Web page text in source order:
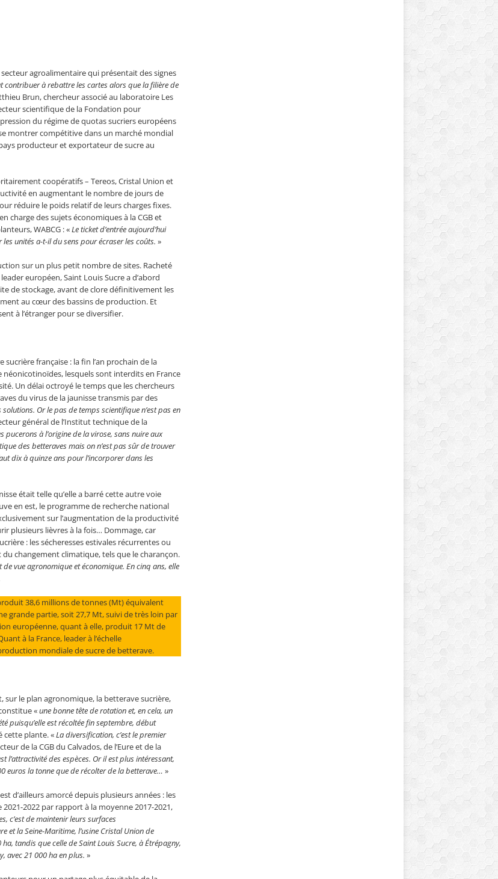
agroalimentaire qui présentait des signes
contribuer à rebattre les cartes alors que la filière de
Brun, chercheur associé au laboratoire Les
scientifique de la Fondation pour
du régime de quotas sucriers européens
montrer compétitive dans un marché mondial
producteur et exportateur de sucre au
coopératifs – Tereos, Cristal Union et
en augmentant le nombre de jours de
réduire le poids relatif de leurs charges fixes.
charge des sujets économiques à la CGB et
WABCG : «Le ticket d’entrée aujourd’hui
unités a-t-il du sens pour écraser les coûts. »
sur un plus petit nombre de sites. Racheté
européen, Saint Louis Sucre a d’abord
de stockage, avant de clore définitivement les
au cœur des bassins de production. Et
à l’étranger pour se diversifier.
française : la fin l’an prochain de la
lesquels sont interdits en France
Un délai octroyé le temps que les chercheurs
du virus de la jaunisse transmis par des
Or le pas de temps scientifique n’est pas en
général de l’Institut technique de la
à l’origine de la virose, sans nuire aux
des betteraves mais on n’est pas sûr de trouver
dix à quinze ans pour l’incorporer dans les
était telle qu’elle a barré cette autre voie
en est, le programme de recherche national
sur l’augmentation de la productivité
plusieurs lièvres à la fois… Dommage, car
: les sécheresses estivales récurrentes ou
changement climatique, tels que le charançon.
vue agronomique et économique. En cinq ans, elle
38,6 millions de tonnes (Mt) équivalent
grande partie, soit 27,7 Mt, suivi de très loin par
européenne, quant à elle, produit 17 Mt de
à la France, leader à l’échelle
mondiale de sucre de betterave.
sur le plan agronomique, la betterave sucrière,
«une bonne tête de rotation et, en cela, un
puisqu’elle est récoltée fin septembre, début
cette plante. «La diversification, c’est le premier
de la CGB du Calvados, de l’Eure et de la
l’attractivité des espèces. Or il est plus intéressant,
euros la tonne que de récolter de la betterave… »
d’ailleurs amorcé depuis plusieurs années : les
2022 par rapport à la moyenne 2017-2021,
c’est de maintenir leurs surfaces
et la Seine-Maritime, l’usine Cristal Union de
tandis que celle de Saint Louis Sucre, à Étrépagny,
avec 21 000 ha en plus. »